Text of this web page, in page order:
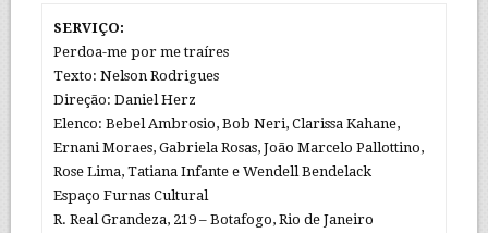
SERVIÇO:
Perdoa-me por me traíres
Texto: Nelson Rodrigues
Direção: Daniel Herz
Elenco: Bebel Ambrosio, Bob Neri, Clarissa Kahane,
Ernani Moraes, Gabriela Rosas, João Marcelo Pallottino,
Rose Lima, Tatiana Infante e Wendell Bendelack
Espaço Furnas Cultural
R. Real Grandeza, 219 – Botafogo, Rio de Janeiro